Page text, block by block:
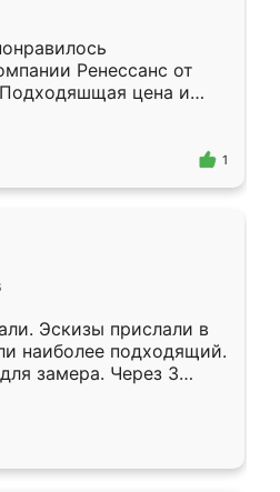
Ренессанс от
цена и
Приехавший
Владислав
эскизу самый
1
Эскизы прислали в
наиболее подходящий.
замера. Через 3
готова. Остались
Спасибо Ренессанс
работу!